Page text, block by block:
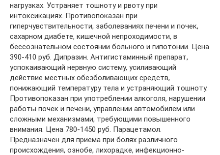
нагрузках. Устраняет тошноту и рвоту при
интоксикациях. Противопоказан при
гиперчувствительности, заболеваниях печени и почек,
сахарном диабете, кишечной непроходимости, в
бессознательном состоянии больного и гипотонии. Цена
390-410 руб. Дипразин. Антигистаминный препарат,
успокаивающий нервную систему, усиливающий
действие местных обезболивающих средств,
понижающий температуру тела и устраняющий тошноту.
Противопоказан при употреблении алкоголя, нарушении
работы почек и печени, управлении автомобилем или
сложными механизмами, требующими повышенного
внимания. Цена 780-1450 руб. Парацетамол.
Предназначен для приема при болях различного
происхождения, ознобе, лихорадке, инфекционно-